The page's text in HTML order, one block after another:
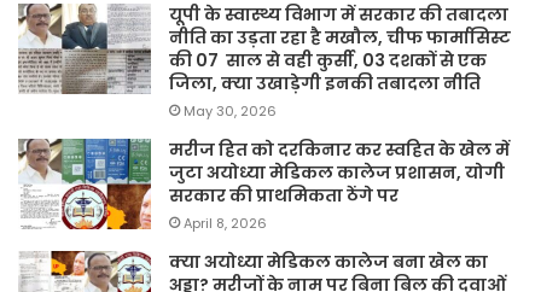
यूपी के स्वास्थ्य विभाग में सरकार की तबादला
नीति का उड़ता रहा है मखौल, चीफ फार्मासिस्ट
की 07 साल से वही कुर्सी, 03 दशकों से एक
जिला, क्या उखाड़ेगी इनकी तबादला नीति
May 30, 2026
मरीज हित को दरकिनार कर स्वहित के खेल में
जुटा अयोध्या मेडिकल कालेज प्रशासन, योगी
सरकार की प्राथमिकता ठेंगे पर
April 8, 2026
क्या अयोध्या मेडिकल कालेज बना खेल का
अड्डा? मरीजों के नाम पर बिना बिल की दवाओं